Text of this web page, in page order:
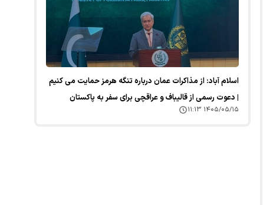
اسلام آباد: از مذاکرات عمان درباره تنگه هرمز حمایت می کنیم
| دعوت رسمی از قالیباف و عراقچی برای سفر به پاکستان
۱۴۰۵/۰۵/۱۵ ۱۱:۱۳